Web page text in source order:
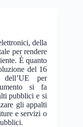
della
per rendere
È quanto
del 16
per
si fa
pubblici e si
gli appalti
e servizi o